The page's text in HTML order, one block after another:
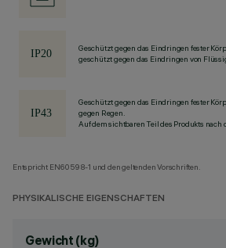
Geschützt gegen das Eindringen fester
geschützt gegen das Eindringen von
Geschützt gegen das Eindringen fester
gegen Regen.
Auf dem sichtbaren Teil des Produkts nach
Entspricht EN60598-1 und den geltenden Vorschriften.
PHYSIKALISCHE EIGENSCHAFTEN
Gewicht (kg)